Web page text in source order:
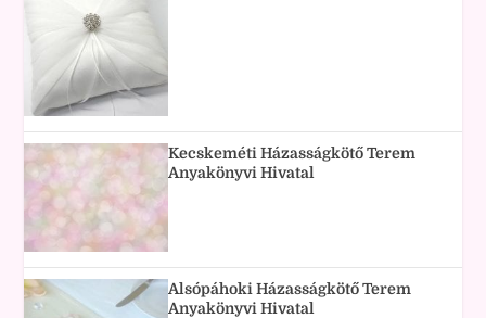
Kecskeméti Házasságkötő Terem
Anyakönyvi Hivatal
Alsópáhoki Házasságkötő Terem
Anyakönyvi Hivatal